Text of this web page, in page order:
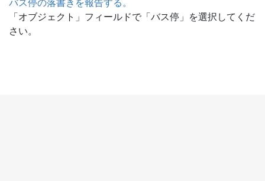
バス停の落書きを報告する。
「オブジェクト」フィールドで「バス停」を選択してくだ
さい。